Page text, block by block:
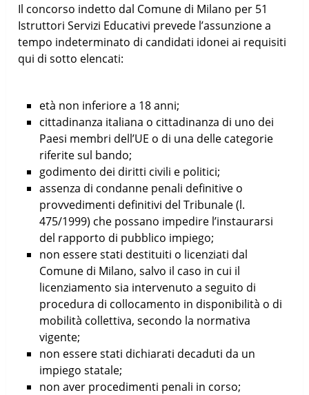
Il concorso indetto dal Comune di Milano per 51
Istruttori Servizi Educativi prevede l’assunzione a
tempo indeterminato di candidati idonei ai requisiti
qui di sotto elencati:
età non inferiore a 18 anni;
cittadinanza italiana o cittadinanza di uno dei
Paesi membri dell’UE o di una delle categorie
riferite sul bando;
godimento dei diritti civili e politici;
assenza di condanne penali definitive o
provvedimenti definitivi del Tribunale (l.
475/1999) che possano impedire l’instaurarsi
del rapporto di pubblico impiego;
non essere stati destituiti o licenziati dal
Comune di Milano, salvo il caso in cui il
licenziamento sia intervenuto a seguito di
procedura di collocamento in disponibilità o di
mobilità collettiva, secondo la normativa
vigente;
non essere stati dichiarati decaduti da un
impiego statale;
non aver procedimenti penali in corso;